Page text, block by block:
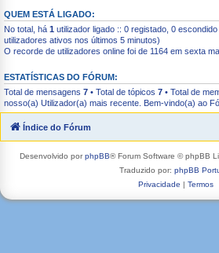
QUEM ESTÁ LIGADO:
No total, há 1 utilizador ligado :: 0 registado, 0
utilizadores ativos nos últimos 5 minutos)
O recorde de utilizadores online foi de 1164 em sexta
ESTATÍSTICAS DO FÓRUM:
Total de mensagens 7 • Total de tópicos 7 • Total de
nosso(a) Utilizador(a) mais recente. Bem-vindo(a) ao
Índice do Fórum
Desenvolvido porphpBB® Forum Software © phpBB
Traduzido por: phpBB
Privacidade | Termos